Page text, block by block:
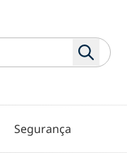
Segurança